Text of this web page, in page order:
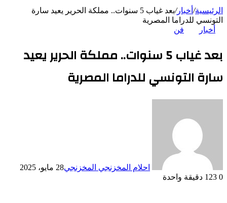
الرئيسية/ أخبار/
بعد غياب 5 سنوات.. مملكة الحرير يعيد سارة
التونسي للدراما المصرية
أخبار
فن
بعد غياب 5 سنوات.. مملكة الحرير يعيد
سارة التونسي للدراما المصرية
احلام المخزنجي المخزنجي28 مايو، 2025
0
دقيقة واحدة